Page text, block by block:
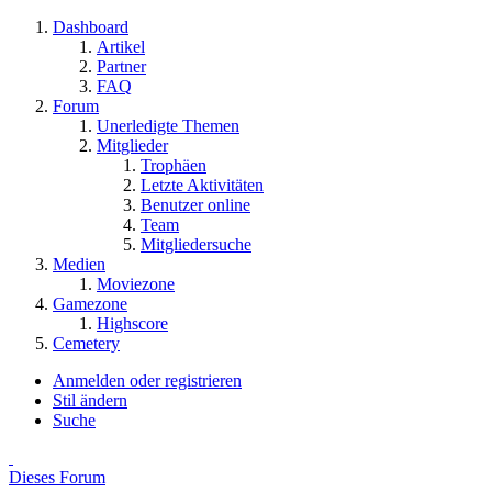
Dashboard
Artikel
Partner
FAQ
Forum
Unerledigte Themen
Mitglieder
Trophäen
Letzte Aktivitäten
Benutzer online
Team
Mitgliedersuche
Medien
Moviezone
Gamezone
Highscore
Cemetery
Anmelden oder registrieren
Stil ändern
Suche
Dieses Forum